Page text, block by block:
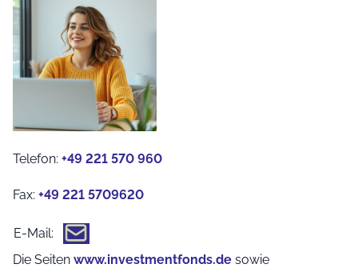
Telefon: +49 221 570 960
Fax: +49 221 5709620
E-Mail:
Die Seiten www.investmentfonds.de sowie